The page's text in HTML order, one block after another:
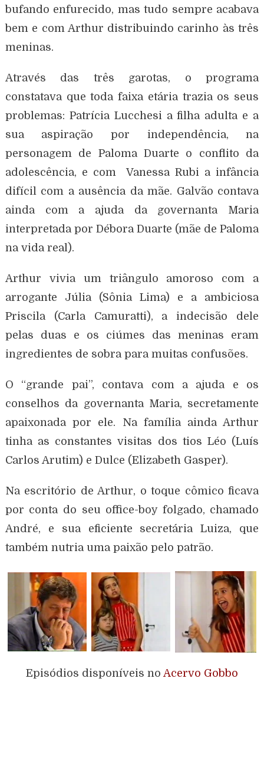
bufando enfurecido, mas tudo sempre acabava
bem e com Arthur distribuindo carinho às três
meninas.
Através das três garotas, o programa
constatava que toda faixa etária trazia os seus
problemas: Patrícia Lucchesi a filha adulta e a
sua aspiração por independência, na
personagem de Paloma Duarte o conflito da
adolescência, e com Vanessa Rubi a infância
difícil com a ausência da mãe. Galvão contava
ainda com a ajuda da governanta Maria
interpretada por Débora Duarte (mãe de Paloma
na vida real).
Arthur vivia um triângulo amoroso com a
arrogante Júlia (Sônia Lima) e a ambiciosa
Priscila (Carla Camuratti), a indecisão dele
pelas duas e os ciúmes das meninas eram
ingredientes de sobra para muitas confusões.
O “grande pai”, contava com a ajuda e os
conselhos da governanta Maria, secretamente
apaixonada por ele. Na família ainda Arthur
tinha as constantes visitas dos tios Léo (Luís
Carlos Arutim) e Dulce (Elizabeth Gasper).
Na escritório de Arthur, o toque cômico ficava
por conta do seu office-boy folgado, chamado
André, e sua eficiente secretária Luiza, que
também nutria uma paixão pelo patrão.
Episódios disponíveis no Acervo Gobbo